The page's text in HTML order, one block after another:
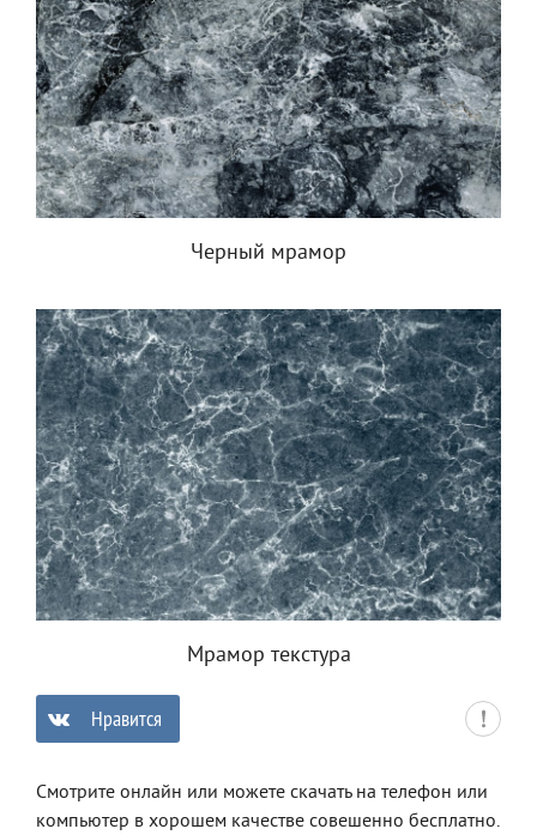
Черный мрамор
Мрамор текстура
Нравится
Смотрите онлайн или можете скачать на телефон или
компьютер в хорошем качестве совешенно бесплатно.